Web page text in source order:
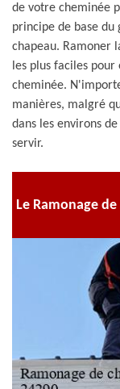
de votre cheminée
principe de base du
chapeau. Ramoner
les plus faciles
cheminée.
manières, malgré
dans les environs
servir.
Le Ramonage